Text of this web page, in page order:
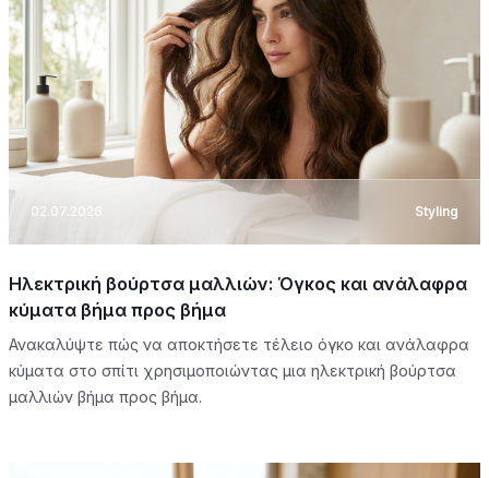
02.07.2026 Styling
Ηλεκτρική βούρτσα μαλλιών: Όγκος και ανάλαφρα
κύματα βήμα προς βήμα
Ανακαλύψτε πώς να αποκτήσετε τέλειο όγκο και ανάλαφρα
κύματα στο σπίτι χρησιμοποιώντας μια ηλεκτρική βούρτσα
μαλλιών βήμα προς βήμα.